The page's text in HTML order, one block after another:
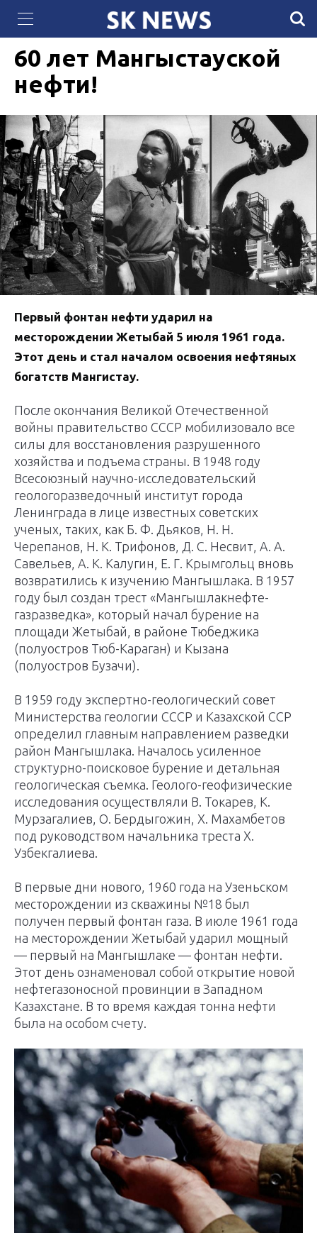
Cпециалисты АО «АлЭС» стали призерами
отраслевых CTF-соревнований
05 ИЮЛЯ 2021, 20:44 8225
60 лет Мангыстауской
нефти!
Первый фонтан нефти ударил на
месторождении Жетыбай 5 июля 1961 года.
Этот день и стал началом освоения нефтяных
богатств Мангистау.
После окончания Великой Отечественной
войны правительство СССР мобилизовало все
силы для восстановления разрушенного
хозяйства и подъема страны. В 1948 году
Всесоюзный научно-исследовательский
геолого­разведочный институт города
Ленинграда в лице известных советских
ученых, таких, как Б. Ф. Дьяков, Н. Н.
Черепанов, Н. К. Трифонов, Д. С. Несвит, А. А.
Савельев, А. К. Калугин, Е. Г. Крымгольц вновь
возвратились к изучению Мангышлака. В 1957
году был создан трест «Мангышлакнефте­
газразведка», который начал бурение на
площади Жетыбай, в районе Тюбеджика
(полуостров Тюб-Караган) и Кызана
(полуостров Бузачи).
В 1959 году экспертно-геологический совет
Министерства геологии СССР и Казахской ССР
определил главным направлением разведки
район Мангышлака. Началось усиленное
структурно-поисковое бурение и детальная
геоло­гическая съемка. Геолого-геофизические
исследования осуществляли В. Токарев, К.
Мурзагалиев, О. Бердыгожин, X. Махамбетов
под руководством начальника треста X.
Узбекгалиева.
В первые дни нового, 1960 года на Узеньском
месторождении из скважины №18 был
получен первый фонтан газа. В июле 1961 года
на месторождении Жетыбай ударил мощный
— первый на Мангышлаке — фонтан нефти.
Этот день ознаменовал собой открытие новой
нефтегазоносной провинции в Западном
Казахстане. В то время каждая тонна нефти
была на особом счету.